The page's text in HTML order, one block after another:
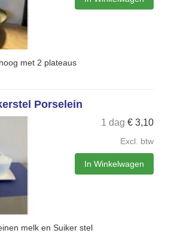
met 2 plateaus
Porselein
1 dag € 3,10
Excl. btw
In Winkelwagen
melk en Suiker stel